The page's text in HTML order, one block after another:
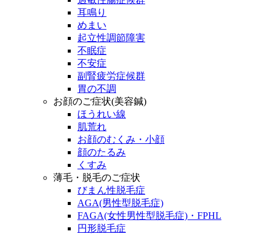
耳鳴り
めまい
起立性調節障害
不眠症
不安症
副腎疲労症候群
胃の不調
お顔のご症状(美容鍼)
ほうれい線
肌荒れ
お顔のむくみ・小顔
顔のたるみ
くすみ
薄毛・脱毛のご症状
びまん性脱毛症
AGA(男性型脱毛症)
FAGA(女性男性型脱毛症)・FPHL
円形脱毛症